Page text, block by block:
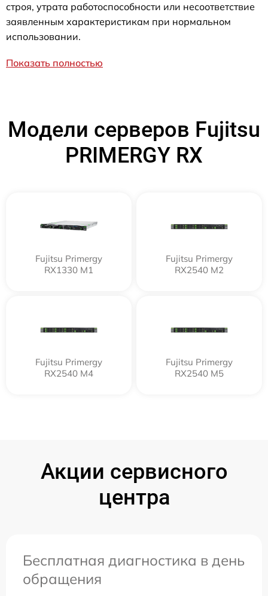
строя, утрата работоспособности или несоответствие
заявленным характеристикам при нормальном
использовании.
Показать полностью
Модели серверов Fujitsu
PRIMERGY RX
Fujitsu Primergy
RX1330 M1
Fujitsu Primergy
RX2540 M2
Fujitsu Primergy
RX2540 M4
Fujitsu Primergy
RX2540 M5
Акции сервисного
центра
Бесплатная диагностика в день
обращения